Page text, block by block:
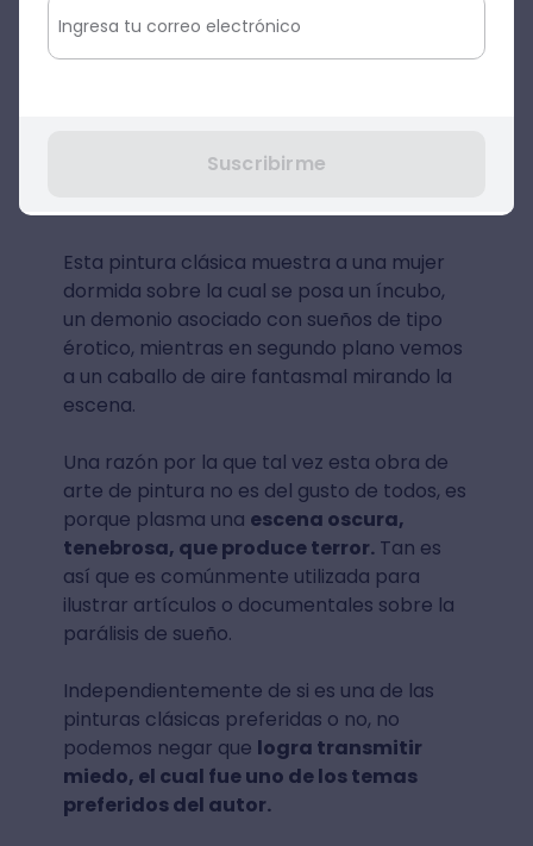
Esta pintura clásica muestra a una mujer
dormida sobre la cual se posa un íncubo,
un demonio asociado con sueños de tipo
érotico, mientras en segundo plano vemos
a un caballo de aire fantasmal mirando la
escena.
Una razón por la que tal vez esta obra de
arte de pintura no es del gusto de todos, es
porque plasma una escena oscura,
tenebrosa, que produce terror.Tan es
así que es comúnmente utilizada para
ilustrar artículos o documentales sobre la
parálisis de sueño.
Independientemente de si es una de las
pinturas clásicas preferidas o no, no
podemos negar que logra transmitir
miedo, el cual fue uno de los temas
preferidos del autor.
Suscribirme